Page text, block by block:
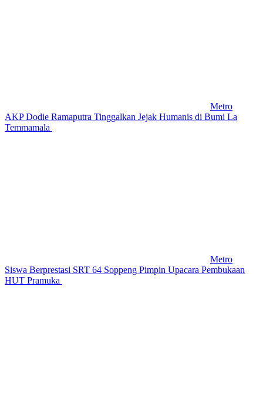
Metro
AKP Dodie Ramaputra Tinggalkan Jejak Humanis di Bumi La
Temmamala
Metro
Siswa Berprestasi SRT 64 Soppeng Pimpin Upacara Pembukaan
HUT Pramuka